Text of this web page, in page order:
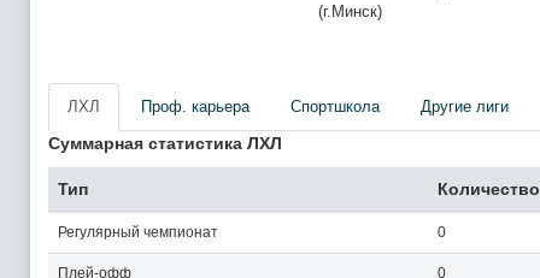
(г.Минск)
ЛХЛ Проф. карьера Спортшкола Другие лиги
Суммарная статистика ЛХЛ
Тип
Регулярный чемпионат 0
Плей-офф 0